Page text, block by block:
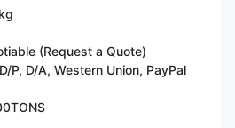
(Request a Quote)
P, D/A, Western Union, PayPal